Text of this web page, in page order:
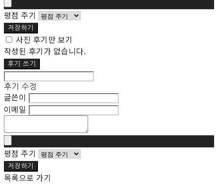
평점 주기
저장하기
사진 후기만 보기
작성된 후기가 없습니다.
후기 쓰기
후기 수정
글쓴이
이메일
평점 주기
저장하기
목록으로 가기